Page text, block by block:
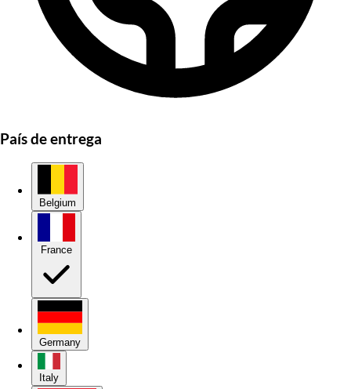
País de entrega
Belgium
Germany
Italy